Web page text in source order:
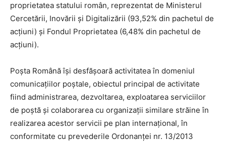
proprietatea statului român, reprezentat de Ministerul
Cercetării, Inovării şi Digitalizării (93,52% din pachetul de
acţiuni) şi Fondul Proprietatea (6,48% din pachetul de
acţiuni).
Poşta Română îşi desfăşoară activitatea în domeniul
comunicaţiilor poştale, obiectul principal de activitate
fiind administrarea, dezvoltarea, exploatarea serviciilor
de poştă şi colaborarea cu organizaţii similare străine în
realizarea acestor servicii pe plan internaţional, în
conformitate cu prevederile Ordonanţei nr. 13/2013